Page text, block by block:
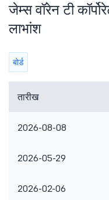
जेम्स वॉरेन टी
लाभांश
बोर्ड
तारीख
2026-08-08
2026-05-29
2026-02-06